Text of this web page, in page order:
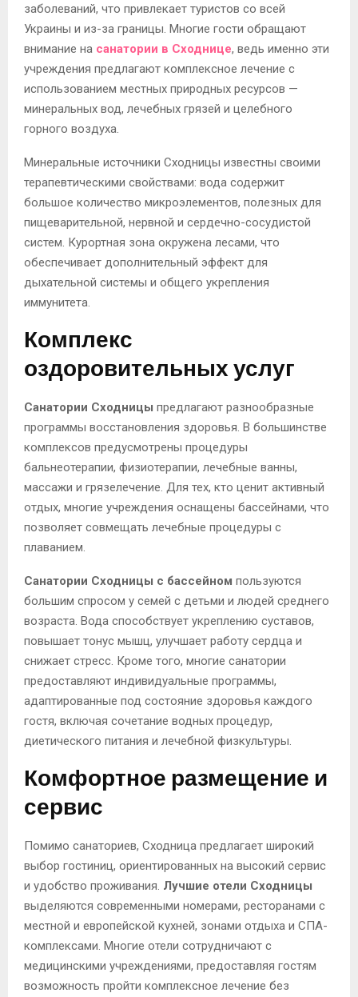
заболеваний, что привлекает туристов со всей
Украины и из-за границы. Многие гости обращают
внимание на санатории в Сходнице, ведь именно эти
учреждения предлагают комплексное лечение с
использованием местных природных ресурсов —
минеральных вод, лечебных грязей и целебного
горного воздуха.
Минеральные источники Сходницы известны своими
терапевтическими свойствами: вода содержит
большое количество микроэлементов, полезных для
пищеварительной, нервной и сердечно-сосудистой
систем. Курортная зона окружена лесами, что
обеспечивает дополнительный эффект для
дыхательной системы и общего укрепления
иммунитета.
Комплекс
оздоровительных услуг
Санатории Сходницы предлагают разнообразные
программы восстановления здоровья. В большинстве
комплексов предусмотрены процедуры
бальнеотерапии, физиотерапии, лечебные ванны,
массажи и грязелечение. Для тех, кто ценит активный
отдых, многие учреждения оснащены бассейнами, что
позволяет совмещать лечебные процедуры с
плаванием.
Санатории Сходницы с бассейном пользуются
большим спросом у семей с детьми и людей среднего
возраста. Вода способствует укреплению суставов,
повышает тонус мышц, улучшает работу сердца и
снижает стресс. Кроме того, многие санатории
предоставляют индивидуальные программы,
адаптированные под состояние здоровья каждого
гостя, включая сочетание водных процедур,
диетического питания и лечебной физкультуры.
Комфортное размещение и
сервис
Помимо санаториев, Сходница предлагает широкий
выбор гостиниц, ориентированных на высокий сервис
и удобство проживания. Лучшие отели Сходницы
выделяются современными номерами, ресторанами с
местной и европейской кухней, зонами отдыха и СПА-
комплексами. Многие отели сотрудничают с
медицинскими учреждениями, предоставляя гостям
возможность пройти комплексное лечение без